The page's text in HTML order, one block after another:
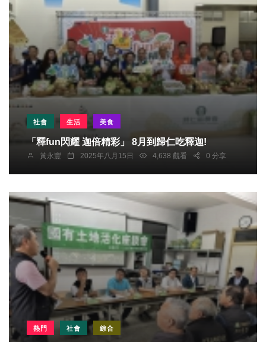
社會 生活 美食
「釋fun閃耀 迦倍精彩」 8月到歸仁吃釋迦!
黃永豐 2025年八月15日 4,638 觀看 0 分享
熱門 社會 綜合